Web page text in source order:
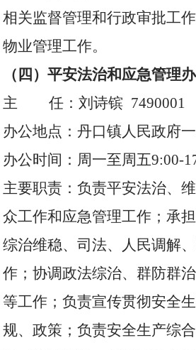
相关监督管理和行政审批工
物业管理工作。
（四）平安法治和应急管理
主 任：刘诗镔 7490001
办公地点：丹口镇人民政府
办公时间：周一至周五9:00-
主要职责：负责平安法治、
众工作和应急管理工作；承
综治维稳、司法、人民调解
作；协调政法综治、群防群
等工作；负责宣传贯彻安全
规、政策；负责安全生产综